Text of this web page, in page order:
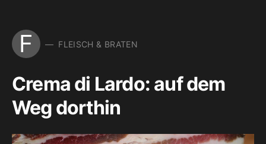
F FLEISCH & BRATEN
Crema di Lardo: auf dem
Weg dorthin